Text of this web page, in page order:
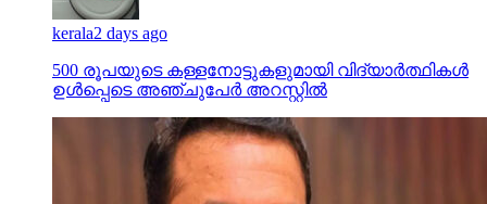
kerala2 days ago
500 രൂപയുടെ കള്ളനോട്ടുകളുമായി വിദ്യാര്‍ത്ഥികള്‍
ഉള്‍പ്പെടെ അഞ്ചുപേര്‍ അറസ്റ്റില്‍